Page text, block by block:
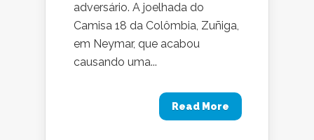
adversário. A joelhada do
Camisa 18 da Colômbia, Zuñiga,
em Neymar, que acabou
causando uma...
Read More